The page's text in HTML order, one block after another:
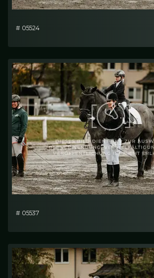
# 05524
# 05537